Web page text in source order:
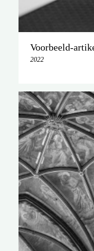
Voorbeeld-
2022